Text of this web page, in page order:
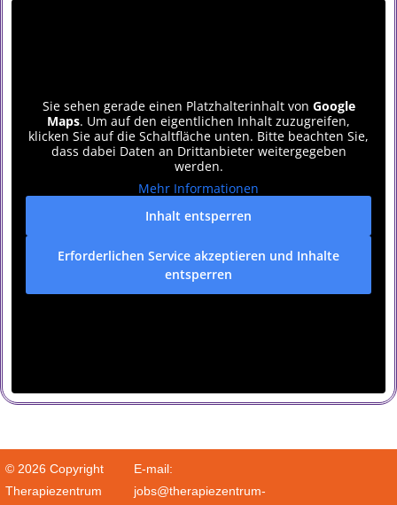
Sie sehen gerade einen Platzhalterinhalt von Google
Maps. Um auf den eigentlichen Inhalt zuzugreifen,
klicken Sie auf die Schaltfläche unten. Bitte beachten Sie,
dass dabei Daten an Drittanbieter weitergegeben
werden.
Mehr Informationen
Inhalt entsperren
Erforderlichen Service akzeptieren und Inhalte
entsperren
E-mail:
jobs@therapiezentrum-
© 2026 Copyright
Therapiezentrum